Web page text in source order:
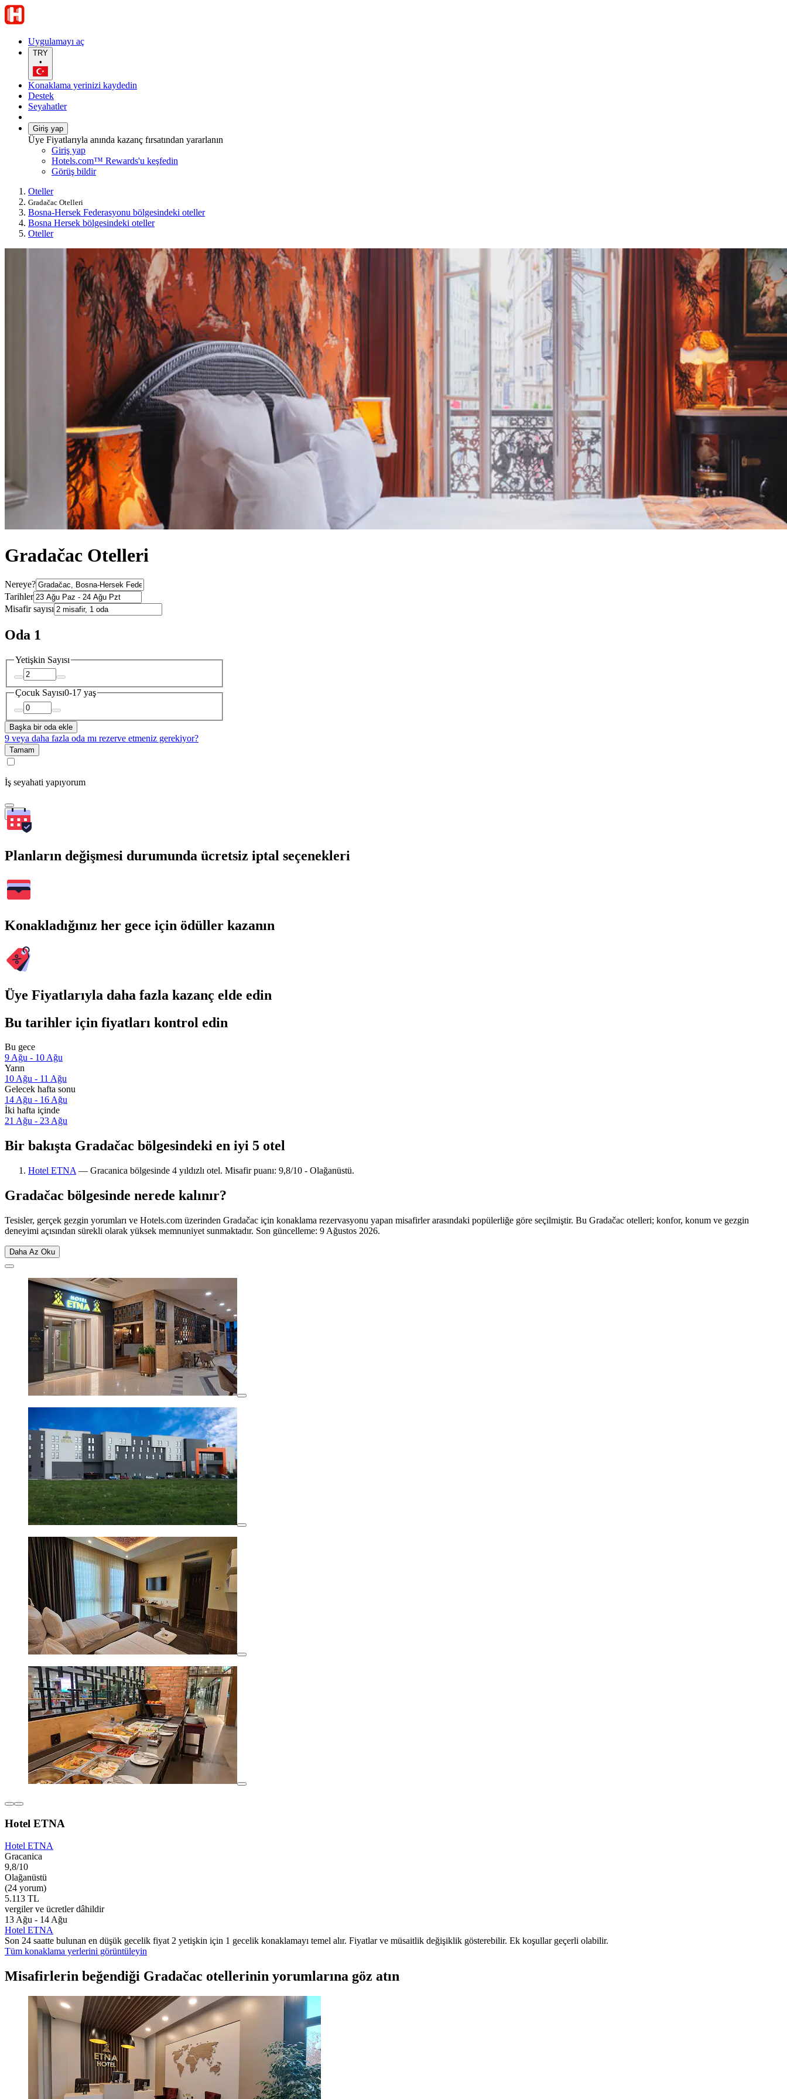
Uygulamayı aç
TRY
•
Konaklama yerinizi kaydedin
Destek
Seyahatler
Giriş yap
Üye Fiyatlarıyla anında kazanç fırsatından yararlanın
Giriş yap
Hotels.com™ Rewards'u keşfedin
Görüş bildir
Oteller
Gradačac Otelleri
Bosna-Hersek Federasyonu bölgesindeki oteller
Bosna Hersek bölgesindeki oteller
Oteller
Gradačac Otelleri
Nereye?
Tarihler
Misafir sayısı
Oda 1
Yetişkin Sayısı
Çocuk Sayısı0-17 yaş
Başka bir oda ekle
9 veya daha fazla oda mı rezerve etmeniz gerekiyor?
Tamam
İş seyahati yapıyorum
Ara
Planların değişmesi durumunda ücretsiz iptal seçenekleri
Konakladığınız her gece için ödüller kazanın
Üye Fiyatlarıyla daha fazla kazanç elde edin
Bu tarihler için fiyatları kontrol edin
Bu gece
9 Ağu - 10 Ağu
Yarın
10 Ağu - 11 Ağu
Gelecek hafta sonu
14 Ağu - 16 Ağu
İki hafta içinde
21 Ağu - 23 Ağu
Bir bakışta Gradačac bölgesindeki en iyi 5 otel
Hotel ETNA — Gracanica bölgesinde 4 yıldızlı otel. Misafir puanı: 9,8/10 - Olağanüstü.
Gradačac bölgesinde nerede kalınır?
Tesisler, gerçek gezgin yorumları ve Hotels.com üzerinden Gradačac için konaklama rezervasyonu yapan misafirler arasındaki popülerliğe göre seçilmiştir. Bu Gradačac otelleri; konfor, konum ve gezgin
deneyimi açısından sürekli olarak yüksek memnuniyet sunmaktadır. Son güncelleme: 9 Ağustos 2026.
Daha Az Oku
Hotel ETNA
Hotel ETNA
Gracanica
9,8/10
Olağanüstü
(24 yorum)
5.113 TL
vergiler ve ücretler dâhildir
13 Ağu - 14 Ağu
Hotel ETNA
Son 24 saatte bulunan en düşük gecelik fiyat 2 yetişkin için 1 gecelik konaklamayı temel alır. Fiyatlar ve müsaitlik değişiklik gösterebilir. Ek koşullar geçerli olabilir.
Tüm konaklama yerlerini görüntüleyin
Misafirlerin beğendiği Gradačac otellerinin yorumlarına göz atın